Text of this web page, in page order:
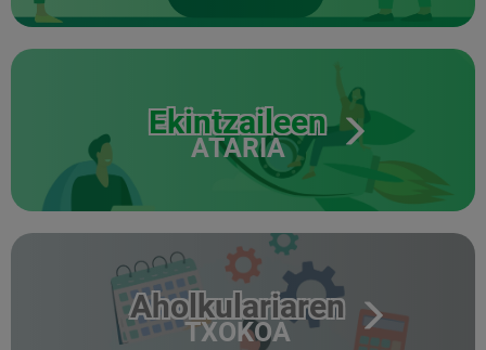
Ekintzaileen
ATARIA
Aholkulariaren
TXOKOA